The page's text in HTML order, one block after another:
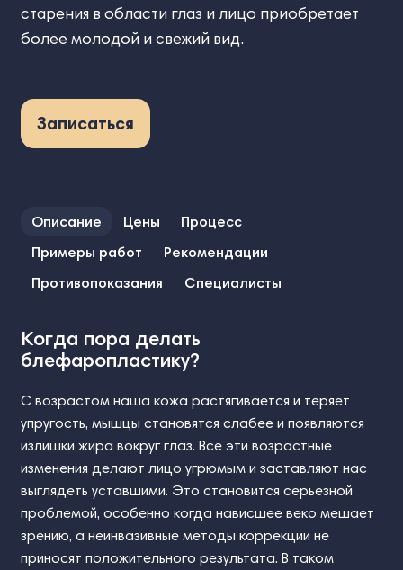
старения в области глаз и лицо приобретает
более молодой и свежий вид.
Записаться
Описание Цены
Процесс
Примеры работ
Рекомендации
Противопоказания
Специалисты
Когда пора делать
блефаропластику?
С возрастом наша кожа растягивается и теряет
упругость, мышцы становятся слабее и появляются
излишки жира вокруг глаз. Все эти возрастные
изменения делают лицо угрюмым и заставляют нас
выглядеть уставшими. Это становится серьезной
проблемой, особенно когда нависшее веко мешает
зрению, а неинвазивные методы коррекции не
приносят положительного результата. В таком